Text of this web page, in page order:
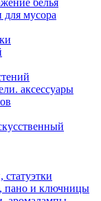
мусора
аксессуары
пано и ключницы